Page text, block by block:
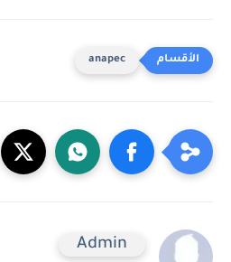
anapec
Admin